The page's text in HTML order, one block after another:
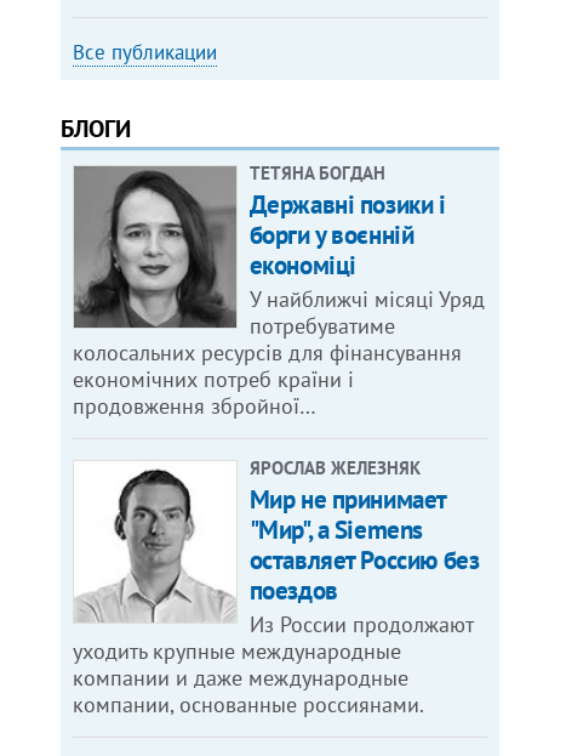
Все публикации
БЛОГИ
ТЕТЯНА БОГДАН
Державні позики і
борги у воєнній
економіці
У найближчі місяці Уряд
потребуватиме
колосальних ресурсів для фінансування
економічних потреб країни і
продовження збройної…
ЯРОСЛАВ ЖЕЛЕЗНЯК
Мир не принимает
"Мир", а Siemens
оставляет Россию без
поездов
Из России продолжают
уходить крупные международные
компании и даже международные
компании, основанные россиянами.